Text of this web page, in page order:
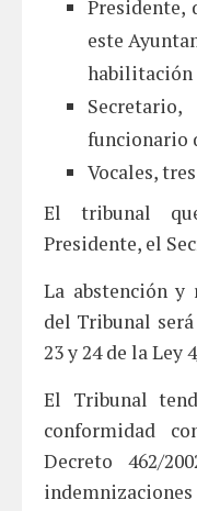
Presidente,
este
habilitación
funcionario
Vocales,
El tribunal
Presidente, el
La abstención y
del Tribunal
23 y 24 de la Ley
El Tribunal
conformidad
Decreto 462/